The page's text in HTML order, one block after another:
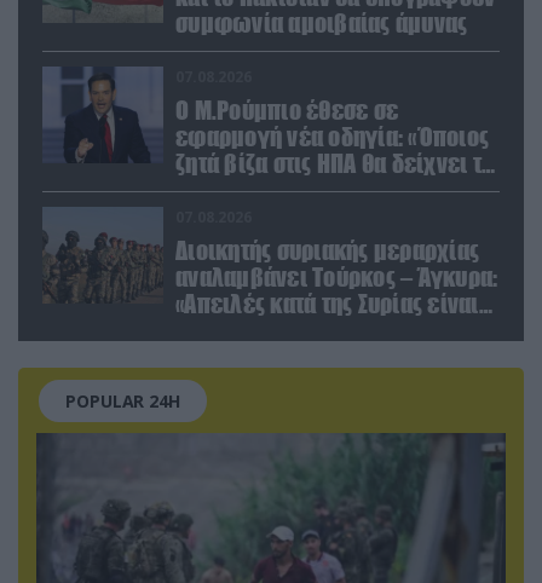
συμφωνία αμοιβαίας άμυνας
Ο Μ.Ρούμπιο έθεσε σε
εφαρμογή νέα οδηγία: «Όποιος
ζητά βίζα στις ΗΠΑ θα δείχνει τα
social media – Τίποτα κρυφό»
Διοικητής συριακής μεραρχίας
αναλαμβάνει Τούρκος – Άγκυρα:
«Απειλές κατά της Συρίας είναι
POPULAR 24H